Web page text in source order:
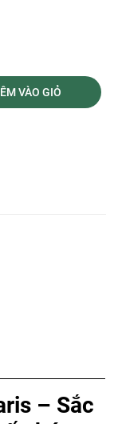
VÀO GIỎ
– Sắc